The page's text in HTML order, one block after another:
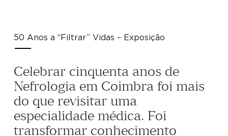
50 Anos a “Filtrar” Vidas – Exposição
Celebrar cinquenta anos de
Nefrologia em Coimbra foi mais
do que revisitar uma
especialidade médica. Foi
transformar conhecimento